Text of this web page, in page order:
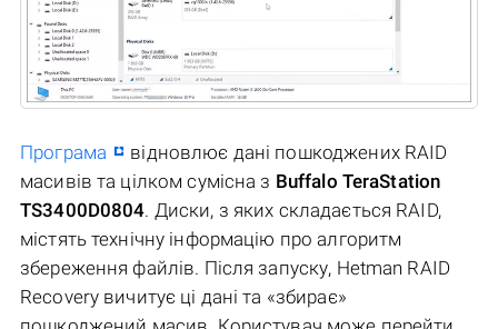
Програма
відновлює дані пошкоджених RAID
масивів та цілком сумісна з Buffalo TeraStation
TS3400D0804. Диски, з яких складається RAID,
містять технічну інформацію про алгоритм
збереження файлів. Після запуску, Hetman RAID
Recovery вичитує ці дані та «збирає»